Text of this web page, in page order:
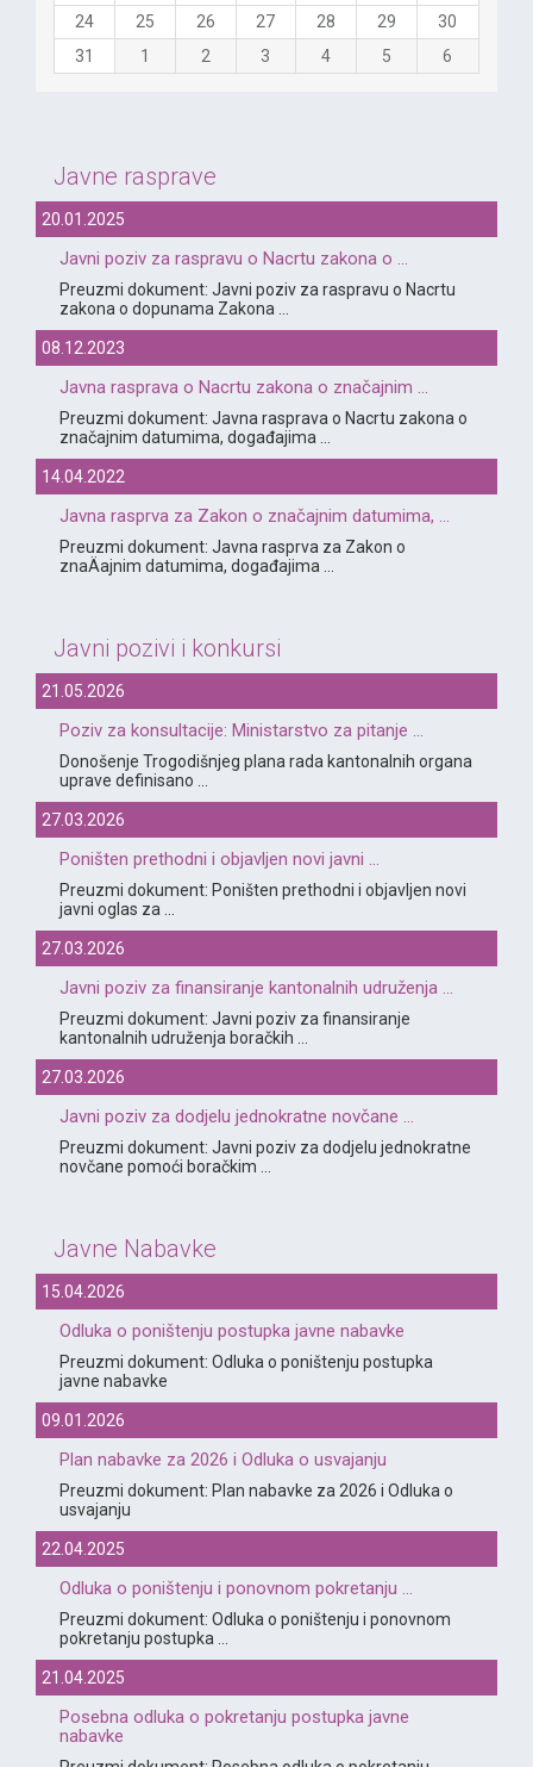
24
25 26 27 28 29
30
31
1 2 3 4 5 6
Javne rasprave
20.01.2025
Javni poziv za raspravu o Nacrtu zakona o ...
Preuzmi dokument: Javni poziv za raspravu o Nacrtu
zakona o dopunama Zakona ...
08.12.2023
Javna rasprava o Nacrtu zakona o značajnim ...
Preuzmi dokument: Javna rasprava o Nacrtu zakona o
značajnim datumima, događajima ...
14.04.2022
Javna rasprva za Zakon o značajnim datumima, ...
Preuzmi dokument: Javna rasprva za Zakon o
znaÄajnim datumima, događajima ...
Javni pozivi i konkursi
21.05.2026
Poziv za konsultacije: Ministarstvo za pitanje ...
Donošenje Trogodišnjeg plana rada kantonalnih organa
uprave definisano ...
27.03.2026
Poništen prethodni i objavljen novi javni ...
Preuzmi dokument: Poništen prethodni i objavljen novi
javni oglas za ...
27.03.2026
Javni poziv za finansiranje kantonalnih udruženja ...
Preuzmi dokument: Javni poziv za finansiranje
kantonalnih udruženja boračkih ...
27.03.2026
Javni poziv za dodjelu jednokratne novčane ...
Preuzmi dokument: Javni poziv za dodjelu jednokratne
novčane pomoći boračkim ...
Javne Nabavke
15.04.2026
Odluka o poništenju postupka javne nabavke
Preuzmi dokument: Odluka o poništenju postupka
javne nabavke
09.01.2026
Plan nabavke za 2026 i Odluka o usvajanju
Preuzmi dokument: Plan nabavke za 2026 i Odluka o
usvajanju
22.04.2025
Odluka o poništenju i ponovnom pokretanju ...
Preuzmi dokument: Odluka o poništenju i ponovnom
pokretanju postupka ...
21.04.2025
Posebna odluka o pokretanju postupka javne
nabavke